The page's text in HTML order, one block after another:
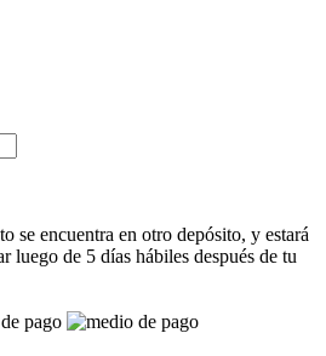
se encuentra en otro depósito, y estará
luego de 5 días hábiles después de tu